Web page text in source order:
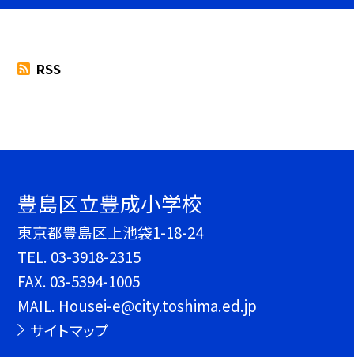
RSS
豊島区立豊成小学校
東京都豊島区上池袋1-18-24
TEL. 03-3918-2315
FAX. 03-5394-1005
MAIL. Housei-e@city.toshima.ed.jp
サイトマップ